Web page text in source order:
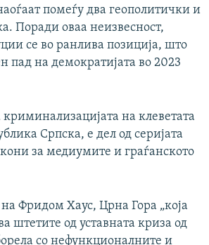
помеѓу два геополитички и
Поради оваа неизвесност,
се во ранлива позиција, што
пад на демократијата во 2023
на клеветата
Српска, е дел од серијата
за медиумите и граѓанското
Фридом Хаус, Црна Гора „која
штетите од уставната криза од
со нефункционалните и